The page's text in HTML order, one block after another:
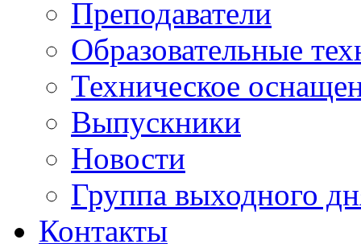
Преподаватели
Образовательные
Техническое
Выпускники
Новости
Группа выходного
Контакты